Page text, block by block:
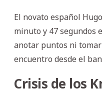
El novato español
minuto y 47 segundos
anotar puntos ni
encuentro desde el
Crisis de los